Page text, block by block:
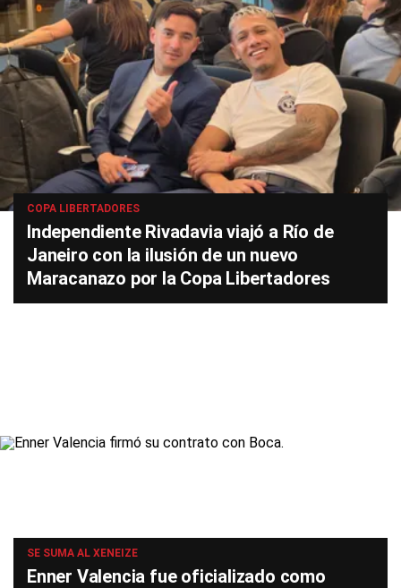
COPA LIBERTADORES
Independiente Rivadavia viajó a Río de
Janeiro con la ilusión de un nuevo
Maracanazo por la Copa Libertadores
SE SUMA AL XENEIZE
Enner Valencia fue oficializado como